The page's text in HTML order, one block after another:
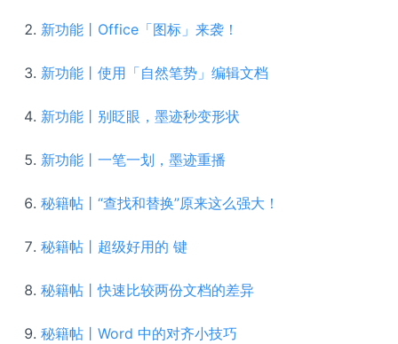
新功能丨Office「图标」来袭！
新功能丨使用「自然笔势」编辑文档
新功能丨别眨眼，墨迹秒变形状
新功能丨一笔一划，墨迹重播
秘籍帖丨“查找和替换”原来这么强大！
秘籍帖丨超级好用的 键
秘籍帖丨快速比较两份文档的差异
秘籍帖丨Word 中的对齐小技巧